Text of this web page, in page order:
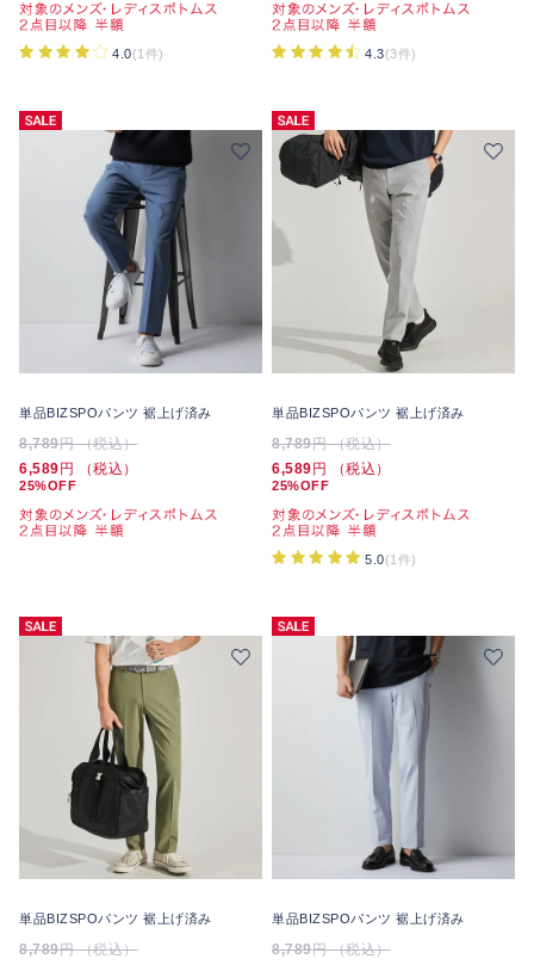
4.0(1件) 4.3(3件)
単品BIZSPOパンツ 裾上げ済み
8,789円 （税込）
6,589 円 （税込）
25%OFF
単品BIZSPOパンツ 裾上げ済み
8,789円 （税込）
6,589 円 （税込）
25%OFF
5.0(1件)
単品BIZSPOパンツ 裾上げ済み
8,789円 （税込）
単品BIZSPOパンツ 裾上げ済み
8,789円 （税込）